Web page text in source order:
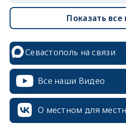
Показать все
Севастополь на связи
Все наши Видео
О местном для